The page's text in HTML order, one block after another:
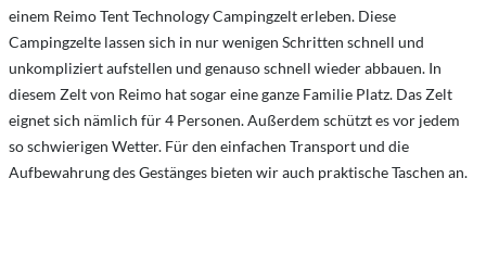
einem Reimo Tent Technology Campingzelt erleben. Diese
Campingzelte lassen sich in nur wenigen Schritten schnell und
unkompliziert aufstellen und genauso schnell wieder abbauen. In
diesem Zelt von Reimo hat sogar eine ganze Familie Platz. Das Zelt
eignet sich nämlich für 4 Personen. Außerdem schützt es vor jedem
so schwierigen Wetter. Für den einfachen Transport und die
Aufbewahrung des Gestänges bieten wir auch praktische Taschen an.